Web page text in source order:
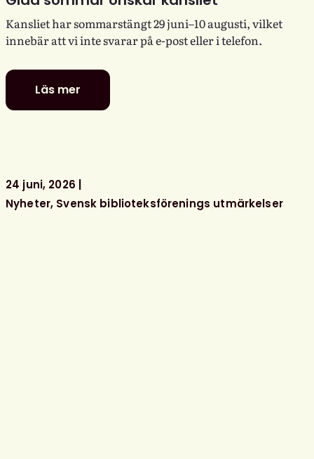
Kansliet har sommarstängt 29 juni–10 augusti, vilket
innebär att vi inte svarar på e-post eller i telefon.
Läs mer
Glad
sommar
24 juni, 2026
Nyheter Svensk biblioteksförenings utmärkelser